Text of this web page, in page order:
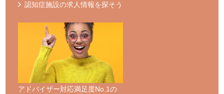
認知症施設の求人情報を探そう
アドバイザー対応満足度No.1の